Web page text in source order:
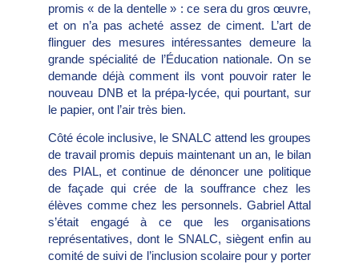
promis « de la dentelle » : ce sera du gros œuvre,
et on n’a pas acheté assez de ciment. L’art de
flinguer des mesures intéressantes demeure la
grande spécialité de l’Éducation nationale. On se
demande déjà comment ils vont pouvoir rater le
nouveau DNB et la prépa-lycée, qui pourtant, sur
le papier, ont l’air très bien.
Côté école inclusive, le SNALC attend les groupes
de travail promis depuis maintenant un an, le bilan
des PIAL, et continue de dénoncer une politique
de façade qui crée de la souffrance chez les
élèves comme chez les personnels. Gabriel Attal
s’était engagé à ce que les organisations
représentatives, dont le SNALC, siègent enfin au
comité de suivi de l’inclusion scolaire pour y porter